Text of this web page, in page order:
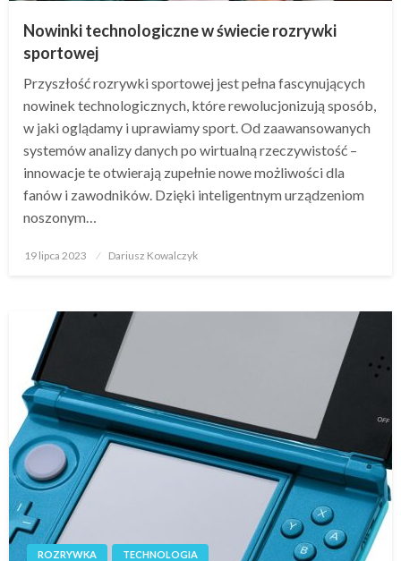
Nowinki technologiczne w świecie rozrywki
sportowej
Przyszłość rozrywki sportowej jest pełna fascynujących
nowinek technologicznych, które rewolucjonizują sposób,
w jaki oglądamy i uprawiamy sport. Od zaawansowanych
systemów analizy danych po wirtualną rzeczywistość –
innowacje te otwierają zupełnie nowe możliwości dla
fanów i zawodników. Dzięki inteligentnym urządzeniom
noszonym…
Opublikowane
19 lipca 2023 Dariusz Kowalczyk
ROZRYWKA TECHNOLOGIA